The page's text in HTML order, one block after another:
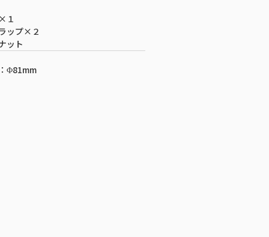
１
ップ×２
ット
Φ81mm